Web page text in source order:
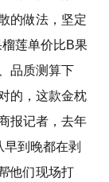
的做法，坚定
莲单价比B果
品质测算下
的，这款金枕
报记者，去年
到晚都在剥
他们现场打